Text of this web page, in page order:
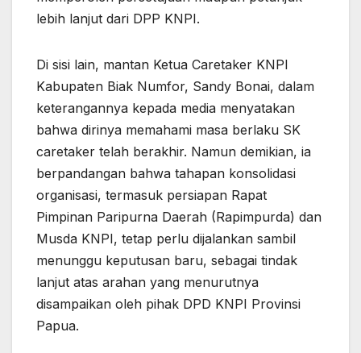
lebih lanjut dari DPP KNPI.
Di sisi lain, mantan Ketua Caretaker KNPI
Kabupaten Biak Numfor, Sandy Bonai, dalam
keterangannya kepada media menyatakan
bahwa dirinya memahami masa berlaku SK
caretaker telah berakhir. Namun demikian, ia
berpandangan bahwa tahapan konsolidasi
organisasi, termasuk persiapan Rapat
Pimpinan Paripurna Daerah (Rapimpurda) dan
Musda KNPI, tetap perlu dijalankan sambil
menunggu keputusan baru, sebagai tindak
lanjut atas arahan yang menurutnya
disampaikan oleh pihak DPD KNPI Provinsi
Papua.